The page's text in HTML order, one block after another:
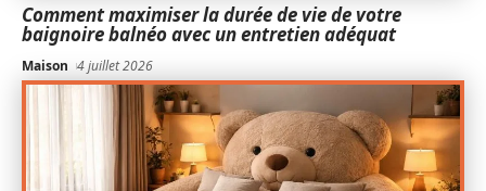
Comment maximiser la durée de vie de votre
baignoire balnéo avec un entretien adéquat
Maison 4 juillet 2026